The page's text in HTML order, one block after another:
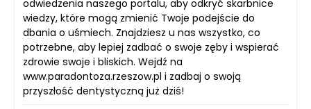
odwiedzenia naszego portalu, aby odkryć skarbnice
wiedzy, które mogą zmienić Twoje podejście do
dbania o uśmiech. Znajdziesz u nas wszystko, co
potrzebne, aby lepiej zadbać o swoje zęby i wspierać
zdrowie swoje i bliskich. Wejdź na
www.paradontoza.rzeszow.pl i zadbaj o swoją
przyszłość dentystyczną już dziś!